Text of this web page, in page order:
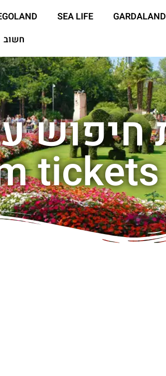
GARDALAND
SEA LIFE
חשוב
tickets